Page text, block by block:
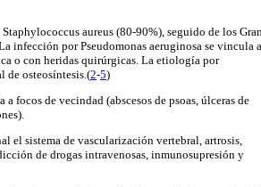
aureus (80-90%), seguido de los
infección por Pseudomonas aeruginosa se vincula a
o con heridas quirúrgicas. La etiología por
de osteosíntesis.(2-5)
focos de vecindad (abscesos de psoas, úlceras de
el sistema de vascularización vertebral, artrosis,
de drogas intravenosas, inmunosupresión y